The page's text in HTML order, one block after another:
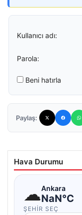
Kullanıcı adı:
Parola:
Beni hatırla
Paylaş:
Hava Durumu
☁Ankara
NaN°C
ŞEHIR SEÇ